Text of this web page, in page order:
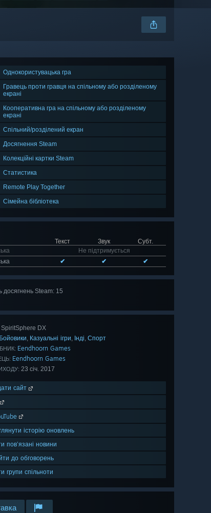
Однокористувацька гра
Гравець проти гравця на спільному або розділеному
екрані
Кооперативна гра на спільному або розділеному
екрані
Спільний/розділений екран
Досягнення Steam
Колекційні картки Steam
Статистика
Remote Play Together
Сімейна бібліотека
Текст
Звук
Субт.
Не підтримується
✔ ✔ ✔
досягнень Steam: 15
SpiritSphere DX
Бойовики, Казуальні ігри, Інді, Спорт
Eendhoorn Games
Eendhoorn Games
23 січ. 2017
сайт
історію оновлень
пов’язані новини
до обговорень
групи спільноти